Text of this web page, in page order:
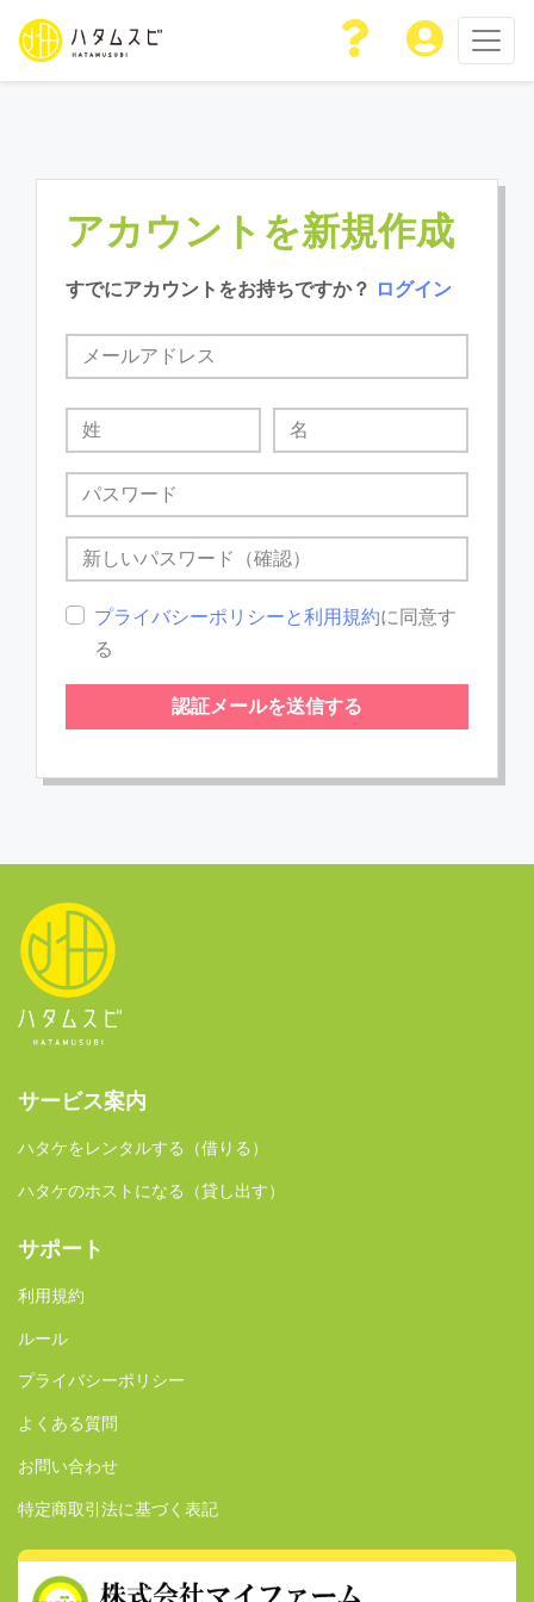
アカウントを新規作成
すでにアカウントをお持ちですか？ ログイン
プライバシーポリシーと利用規約に同意す
る
認証メールを送信する
サービス案内
ハタケをレンタルする（借りる）
ハタケのホストになる（貸し出す）
サポート
利用規約
ルール
プライバシーポリシー
よくある質問
お問い合わせ
特定商取引法に基づく表記